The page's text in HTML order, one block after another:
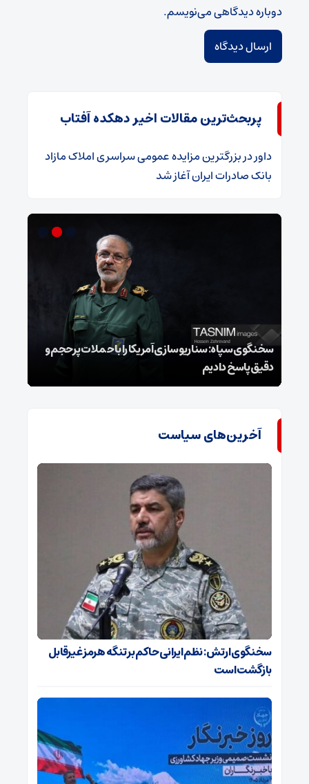
دوباره دیدگاهی می‌نویسم.
پربحث‌ترین مقالات اخیر دهکده آفتاب
داوردر​بزرگترین مزایده عمومی سراسری املاک مازاد
بانک صادرات ایران آغاز شد
سخنگوی سپاه: سناریوسازی آمریکا را با حملات پرحجم‌‌ و
دقیق‌ پاسخ دادیم
آخرین‌های سیاست
سخنگوی ارتش: نظم ایرانی حاکم بر تنگه هرمز غیرقابل
بازگشت است